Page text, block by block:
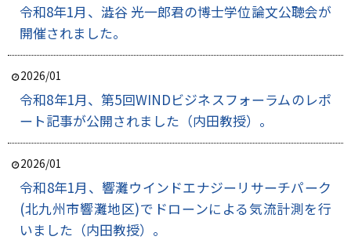
令和8年1月、澁谷 光一郎君の博士学位論文公聴会が
開催されました。
2026/01
令和8年1月、第5回WINDビジネスフォーラムのレポ
ート記事が公開されました（内田教授）。
2026/01
令和8年1月、響灘ウインドエナジーリサーチパーク
(北九州市響灘地区)でドローンによる気流計測を行
いました（内田教授）。